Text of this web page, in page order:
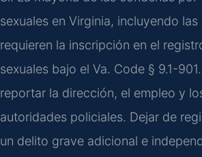
sexuales en Virginia, incluyendo
requieren la inscripción en el
sexuales bajo el Va. Code § 9.1-
reportar la dirección, el empleo y
autoridades policiales. Dejar de
un delito grave adicional e